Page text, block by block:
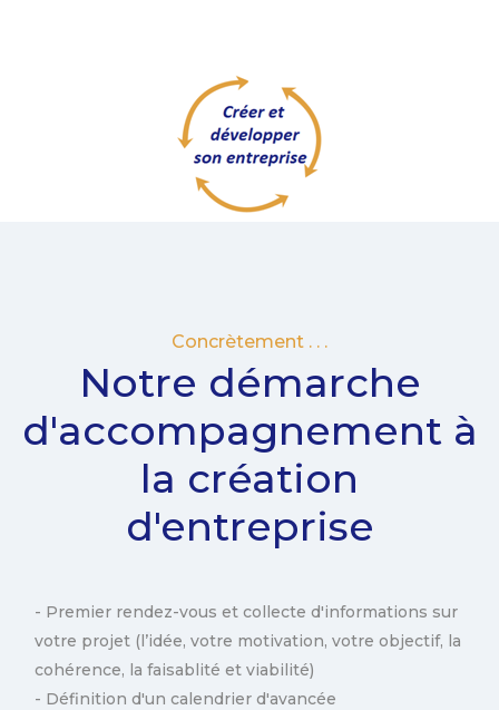
Concrètement . . .
Notre démarche
d'accompagnement à
la création
d'entreprise
- Premier rendez-vous et collecte d'informations sur
votre projet (l’idée, votre motivation, votre objectif, la
cohérence, la faisablité et viabilité)
- Définition d'un calendrier d'avancée